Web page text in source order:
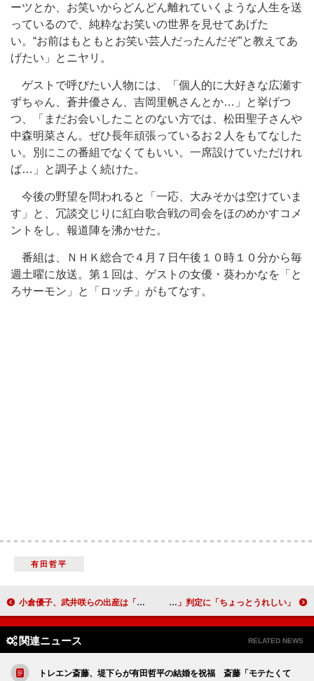
ーツとか、お笑いからどんどん離れていくような人生を送
っているので、純粋なお笑いの世界を見せてあげた
い。“お前はもともとお笑い芸人だったんだぞ”と教えてあ
げたい」とニヤリ。
ゲストで呼びたい人物には、「個人的に大好きな広瀬す
ずちゃん、蒼井優さん、吉岡里帆さんとか…」と挙げつ
つ、「まだお会いしたことのない方では、松田聖子さんや
中森明菜さん。ぜひ長年頑張っているお２人をもてなした
い。別にこの番組でなくてもいい。一席設けていただけれ
ば…」と調子よく続けた。
今後の野望を問われると「一応、大みそかは空けていま
す」と、冗談交じりに紅白歌合戦の司会をほのめかすコメ
ントをし、報道陣を沸かせた。
番組は、ＮＨＫ総合で４月７日午後１０時１０分から毎
週土曜に放送。第１回は、ゲストの女優・葵わかなを「と
ろサーモン」と「ロッチ」がもてなす。
有田哲平
小倉優子、武井咲らの出産は「人口が増えて素晴らしい」 スザンヌ「たくさん抱っこしてあげて」とアドバイス 西島秀俊の「健康年齢２２歳」に会場騒然！？ 櫻井翔は「２８歳」判定に「ちょっとうれしい」
関連ニュース RELATED NEWS
トレエン斎藤、堤下らが有田哲平の結婚を祝福 斎藤「モテたくて